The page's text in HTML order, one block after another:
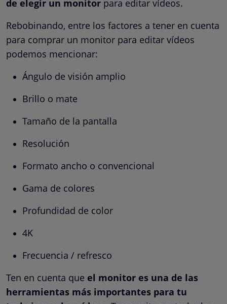
de elegir un monitor para editar vídeos.
Rebobinando, entre los factores a tener en cuenta
para comprar un monitor para editar vídeos
podemos mencionar:
Ángulo de visión amplio
Brillo o mate
Tamaño de la pantalla
Resolución
Formato ancho o convencional
Gama de colores
Profundidad de color
4K
Frecuencia / refresco
Ten en cuenta que el monitor es una de las
herramientas más importantes para tu